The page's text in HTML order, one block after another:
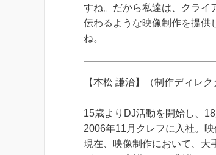
すね。だから私達は、クライ
伝わるような映像制作を提供
ね。
【本松 謙治】（制作ディレク
15歳よりDJ活動を開始し、
2006年11月クレフに入社。
現在、映像制作において、大